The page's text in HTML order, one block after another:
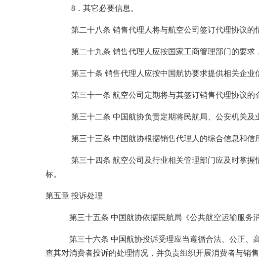
8．其它必要信息。
第二十八条 销售代理人将与航空公司签订代理协议的情
第二十九条 销售代理人应按国家工商管理部门的要求，
第三十条 销售代理人应按中国航协要求提供相关企业信
第三十一条 航空公司定期将与其签订销售代理协议的企
第三十二条 中国航协负责定期将民航局、公安机关及业
第三十三条 中国航协根据销售代理人的综合信息和信用
第三十四条 航空公司及行业相关管理部门应及时掌握情
标。
第五章 投诉处理
第三十五条 中国航协依据民航局《公共航空运输服务消
第三十六条 中国航协投诉受理应当遵循合法、公正、高
查其对消费者投诉的处理情况，并负责组织开展消费者与销